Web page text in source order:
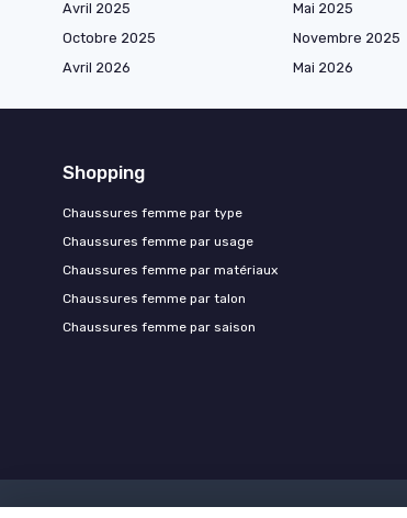
Avril 2025
Mai 2025
Octobre 2025
Novembre 2025
Avril 2026
Mai 2026
Shopping
Chaussures femme par type
Chaussures femme par usage
Chaussures femme par matériaux
Chaussures femme par talon
Chaussures femme par saison